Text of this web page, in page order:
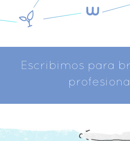
Escribimos para